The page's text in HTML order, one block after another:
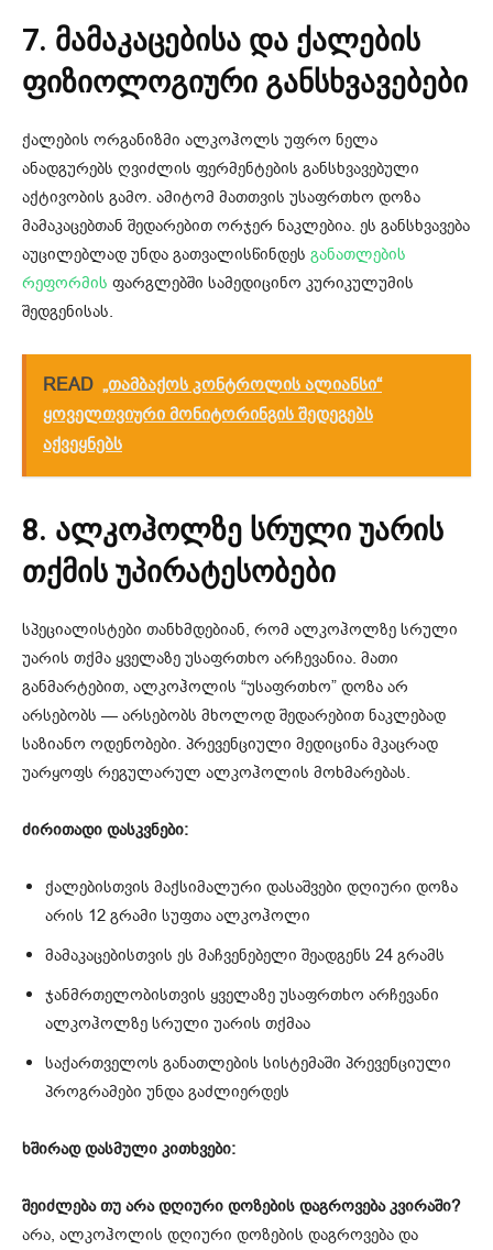
7. მამაკაცებისა და ქალების
ფიზიოლოგიური განსხვავებები
ქალების ორგანიზმი ალკოჰოლს უფრო ნელა
ანადგურებს ღვიძლის ფერმენტების განსხვავებული
აქტივობის გამო. ამიტომ მათთვის უსაფრთხო დოზა
მამაკაცებთან შედარებით ორჯერ ნაკლებია. ეს განსხვავება
აუცილებლად უნდა გათვალისწინდეს განათლების
რეფორმის ფარგლებში სამედიცინო კურიკულუმის
შედგენისას.
READ „თამბაქოს კონტროლის ალიანსი“
ყოველთვიური მონიტორინგის შედეგებს
აქვეყნებს
8. ალკოჰოლზე სრული უარის
თქმის უპირატესობები
სპეციალისტები თანხმდებიან, რომ ალკოჰოლზე სრული
უარის თქმა ყველაზე უსაფრთხო არჩევანია. მათი
განმარტებით, ალკოჰოლის “უსაფრთხო” დოზა არ
არსებობს — არსებობს მხოლოდ შედარებით ნაკლებად
საზიანო ოდენობები. პრევენციული მედიცინა მკაცრად
უარყოფს რეგულარულ ალკოჰოლის მოხმარებას.
ძირითადი დასკვნები:
ქალებისთვის მაქსიმალური დასაშვები დღიური დოზა
არის 12 გრამი სუფთა ალკოჰოლი
მამაკაცებისთვის ეს მაჩვენებელი შეადგენს 24 გრამს
ჯანმრთელობისთვის ყველაზე უსაფრთხო არჩევანი
ალკოჰოლზე სრული უარის თქმაა
საქართველოს განათლების სისტემაში პრევენციული
პროგრამები უნდა გაძლიერდეს
ხშირად დასმული კითხვები:
შეიძლება თუ არა დღიური დოზების დაგროვება კვირაში?
არა, ალკოჰოლის დღიური დოზების დაგროვება და